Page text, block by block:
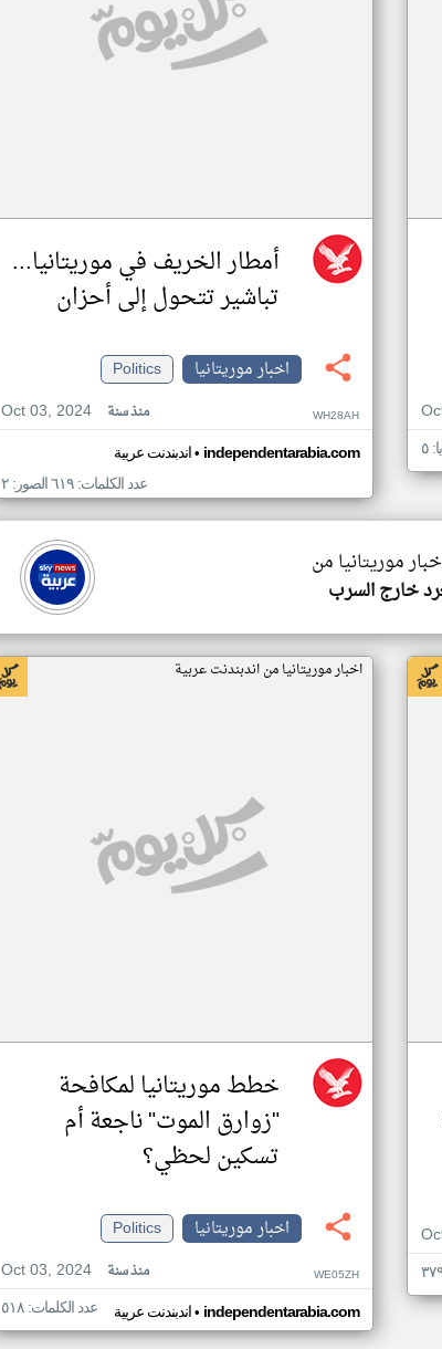
أمطار الخريف في موريتانيا...
تباشير تتحول إلى أحزان
اخبار موريتانيا
Politics
Oct 03, 2024
منذ سنة WH28AH
اندبندنت عربية• independentarabia.com
عدد الكلمات: ٦١٩ الصور: ٢
موريتانيا من
خارج السرب
اخبار موريتانيا من اندبندنت عربية
خطط موريتانيا لمكافحة
"زوارق الموت" ناجعة أم
تسكين لحظي؟
اخبار موريتانيا
Politics
Oct 03, 2024
منذ سنة WE05ZH
اندبندنت عربية• independentarabia.com عدد الكلمات: ٥١٨